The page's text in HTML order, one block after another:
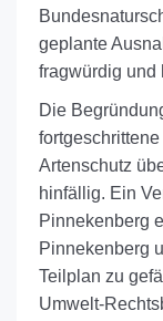
geplante
fragwürdig und
Die
Artenschutz
hinfällig. Ein
Pinnekenberg
Pinnekenberg
Teilplan zu
Umwelt-